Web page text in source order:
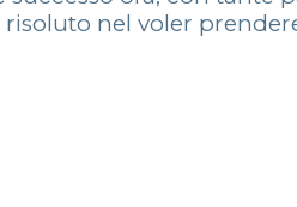
nel voler